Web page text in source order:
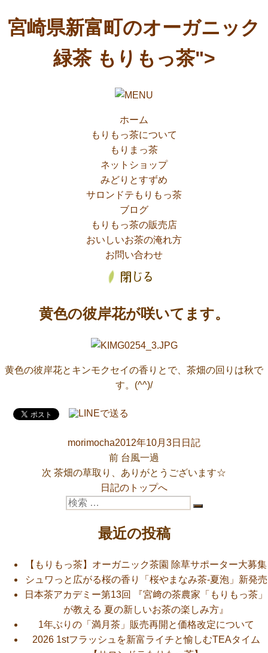
コ
ン
ン
へ
キ
ッ
プ
宮崎県新富町のオーガニック
緑茶 もりもっ茶">
ホーム
もりもっ茶について
もりまっ茶
ネットショップ
みどりとすずめ
サロンドテもりもっ茶
ブログ
もりもっ茶の販売店
おいしいお茶の淹れ方
お問い合わせ
黄色の彼岸花が咲いてます。
黄色の彼岸花とキンモクセイの香りとで、茶畑の回りは秋で
す。(^^)/
投
者
morimocha投
稿
日:
2012年10月3日 カ
ゴ
日記
前 前
の
投
台風一過
次 次
茶畑の草取り、ありがとうございます☆
日記のトップへ
検
検
最近の投稿
【もりもっ茶】オーガニック茶園 除草サポーター大募集
シュワっと広がる桜の香り「桜やまなみ茶-夏泡」新発売
日本茶アカデミー第13回 『宮﨑の茶農家「もりもっ茶」
が教える 夏の新しいお茶の楽しみ方』
1年ぶりの「満月茶」販売再開と価格改定について
2026 1stフラッシュを新富ライチと愉しむTEAタイム